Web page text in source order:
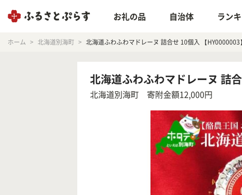
お礼の品 自治体 ラン
ホーム 北海道別海町 北海道ふわふわマドレーヌ 詰合せ 10個入 【HY0000003】
北海道ふわふわマドレーヌ 詰
北海道別海町 寄附金額12,000円